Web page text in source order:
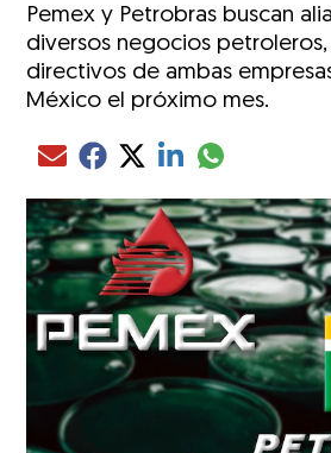
Pemex y Petrobras buscan
diversos negocios
directivos de ambas
México el próximo mes.
Compartir el artículo actual mediante
Compartir el artículo actual
Compartir el artículo
Compartir el artículo
Compartir el